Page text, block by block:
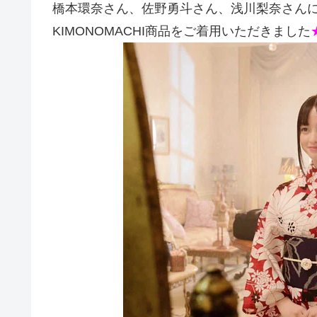
橋本環奈さん、佐野勇斗さん、浅川梨奈さん
KIMONOMACHI商品をご着用いただきました